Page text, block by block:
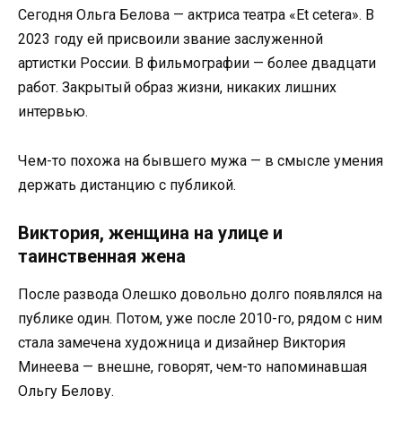
Сегодня Ольга Белова — актриса театра «Et cetera». В
2023 году ей присвоили звание заслуженной
артистки России. В фильмографии — более двадцати
работ. Закрытый образ жизни, никаких лишних
интервью.
Чем-то похожа на бывшего мужа — в смысле умения
держать дистанцию с публикой.
Виктория, женщина на улице и
таинственная жена
После развода Олешко довольно долго появлялся на
публике один. Потом, уже после 2010-го, рядом с ним
стала замечена художница и дизайнер Виктория
Минеева — внешне, говорят, чем-то напоминавшая
Ольгу Белову.